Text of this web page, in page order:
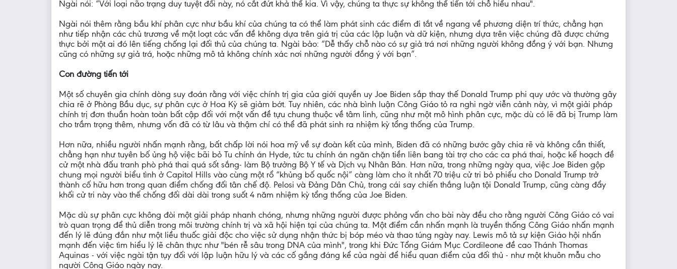
Ngài nói: “Với loại não trạng duy tuyệt đối này, nó cắt đứt khả thể kia. Vì vậy, chúng ta thực sự không thể tiến tới chỗ hiểu nhau".
Ngài nói thêm rằng bầu khí phân cực như bầu khí của chúng ta có thể làm phát sinh các điểm đi tắt về ngang về phương diện trí thức, chẳng hạn
như tiếp nhận các chủ trương về một loạt các vấn đề không dựa trên giá trị của các lập luận và dữ kiện, nhưng dựa trên việc chúng đã được chứng
thực bởi một ai đó lên tiếng chống lại đối thủ của chúng ta. Ngài bảo: “Dễ thấy chỗ nào có sự giả trá nơi những người không đồng ý với bạn. Nhưng
cũng có những sự giả trá, hoặc những mô tả không chính xác nơi những người đồng ý với bạn”.
Con đường tiến tới
Một số chuyên gia chính dòng suy đoán rằng với việc chính trị gia của giới quyền uy Joe Biden sắp thay thế Donald Trump phi quy ước và thường gây
chia rẽ ở Phòng Bầu dục, sự phân cực ở Hoa Kỳ sẽ giảm bớt. Tuy nhiên, các nhà bình luận Công Giáo tỏ ra nghi ngờ viễn cảnh này, vì một giải pháp
chính trị đơn thuần hoàn toàn bất cập đối với một vấn đề tựu chung thuộc về tâm linh, cũng như một mô hình phân cực, mặc dù có lẽ đã bị Trump làm
cho trầm trọng thêm, nhưng vốn đã có từ lâu và thậm chí có thể đã phát sinh ra nhiệm kỳ tổng thống của Trump.
Hơn nữa, nhiều người nhấn mạnh rằng, bất chấp lời nói hoa mỹ về sự đoàn kết của mình, Biden đã có những bước gây chia rẽ và không cần thiết,
chẳng hạn như tuyên bố ủng hộ việc bãi bỏ Tu chính án Hyde, tức tu chính án ngăn chặn tiền liên bang tài trợ cho các ca phá thai, hoặc kế hoạch đề
cử một nhà đấu tranh phò phá thai quá sốt sắng- làm Bộ trưởng Bộ Y tế và Dịch vụ Nhân Bản. Hơn nữa, trong những ngày qua, việc Joe Biden gộp
chung mọi người biểu tình ở Capitol Hills vào cùng một rổ “khủng bố quốc nội” càng làm cho ít nhất 70 triệu cử tri bỏ phiếu cho Donald Trump trở
thành cố hữu hơn trong quan điểm chống đối tân chế độ. Pelosi và Đảng Dân Chủ, trong cái say chiến thắng luận tội Donald Trump, cũng càng đẩy
khối cử tri này vào thế chống đối dài dài trong suốt 4 năm nhiệm kỳ tổng thống của Joe Biden.
Mặc dù sự phân cực không đòi một giải pháp nhanh chóng, nhưng những người được phỏng vấn cho bài này đều cho rằng người Công Giáo có vai
trò quan trọng để thủ diễn trong môi trường chính trị và xã hội hiện tại của chúng ta. Một điểm cần nhấn mạnh là truyền thống Công Giáo nhấn mạnh
đến lý lẽ đúng đắn như một liều thuốc giải độc cho việc sử dụng nhận thức bị bóp méo và thao túng ngày nay. Lewis mô tả sự kiện Giáo hội nhấn
mạnh đến việc tìm hiểu lý lẽ chân thực như "bén rễ sâu trong DNA của mình", trong khi Đức Tổng Giám Mục Cordileone đề cao Thánh Thomas
Aquinas - với việc ngài tận tụy đối với lập luận hữu lý và các cố gắng đáng kể của ngài để hiểu quan điểm của đối thủ - như một khuôn mẫu cho
người Công Giáo ngày nay.